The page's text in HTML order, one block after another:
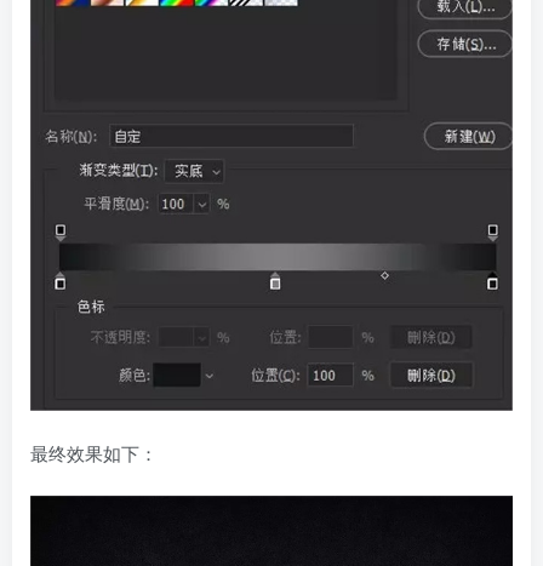
最终效果如下：